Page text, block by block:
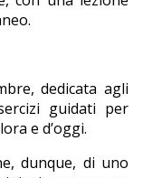
dedicata agli
guidati per
e d’oggi.
dunque, di uno